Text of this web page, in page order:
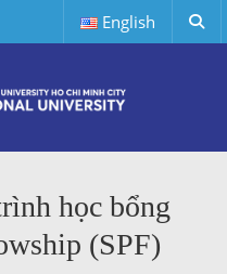
English
học bổng
(SPF)